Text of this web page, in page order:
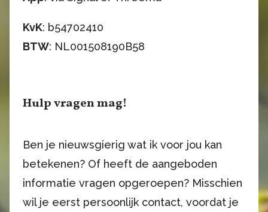
KvK: b54702410
BTW: NL001508190B58
Hulp vragen mag!
Ben je nieuwsgierig wat ik voor jou kan
betekenen? Of heeft de aangeboden
informatie vragen opgeroepen? Misschien
wil je eerst persoonlijk contact, voordat je